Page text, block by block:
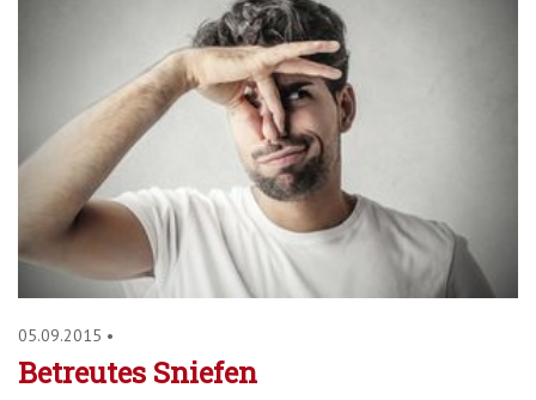
05.09.2015 •
Betreutes Sniefen